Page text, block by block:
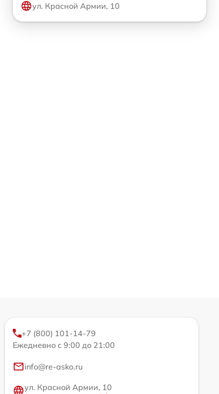
ул. Красной Армии, 10
+7 (800) 101-14-79
Ежедневно с 9:00 до 21:00
info@re-asko.ru
ул. Красной Армии, 10